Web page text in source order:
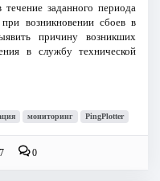
течение заданного периода
возникновении сбоев в
причину возникших
в службу технической
мониторинг PingPlotter
0